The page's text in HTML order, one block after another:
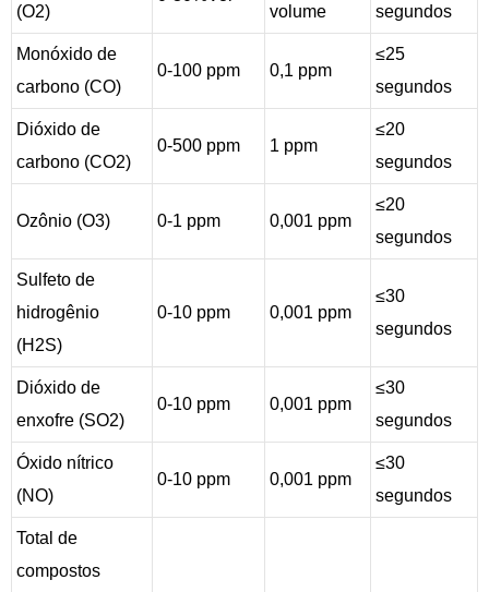
(O2)
volume
segundos
Monóxido de
carbono (CO)
0-100 ppm 0,1 ppm
≤25
segundos
Dióxido de
carbono (CO2)
0-500 ppm 1 ppm
≤20
segundos
Ozônio (O3) 0-1 ppm 0,001 ppm
≤20
segundos
Sulfeto de
hidrogênio
(H2S)
0-10 ppm 0,001 ppm
≤30
segundos
Dióxido de
enxofre (SO2)
0-10 ppm 0,001 ppm
≤30
segundos
Óxido nítrico
(NO)
0-10 ppm 0,001 ppm
≤30
segundos
Total de
compostos